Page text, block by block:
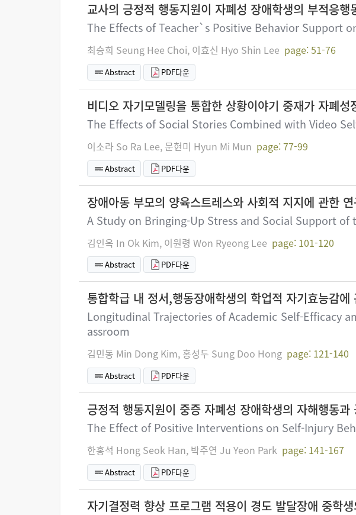
교사의 긍정적 행동지원이 자폐성 장애학생의 부적응행
The Effects of Teacher`s Positive Behavior Support
최승희 Seung Hee Choi, 이효신 Hyo Shin Lee page: 51-76
Abstract PDF다운
비디오 자기모델링을 통합한 상황이야기 중재가 자폐
The Effects of Social Stories Combined with Video
이소라 So Ra Lee, 문현미 Hyun Mi Mun page: 77-99
Abstract PDF다운
장애아동 부모의 양육스트레스와 사회적 지지에 관한
A Study on Bringing-Up Stress and Social Support
김인옥 In Ok Kim, 이원령 Won Ryeong Lee page: 101-120
Abstract PDF다운
통합학급 내 정서,행동장애학생의 학업적 자기효능감
Longitudinal Trajectories of Academic Self-Efficacy
assroom
김민동 Min Dong Kim, 홍성두 Sung Doo Hong page: 121-140
Abstract PDF다운
긍정적 행동지원이 중증 자폐성 장애학생의 자해행동
The Effect of Positive Interventions on Self-Injury
한홍석 Hong Seok Han, 박주연 Ju Yeon Park page: 141-167
Abstract PDF다운
자기결정력 향상 프로그램 적용이 경도 발달장애 중학